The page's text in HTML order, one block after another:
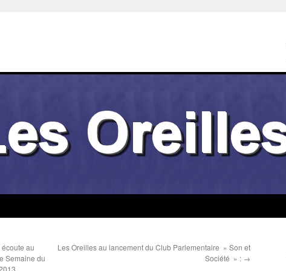
au
Semaine du
Les Oreilles au lancement du Club Parlementaire » Son et
Société » : →